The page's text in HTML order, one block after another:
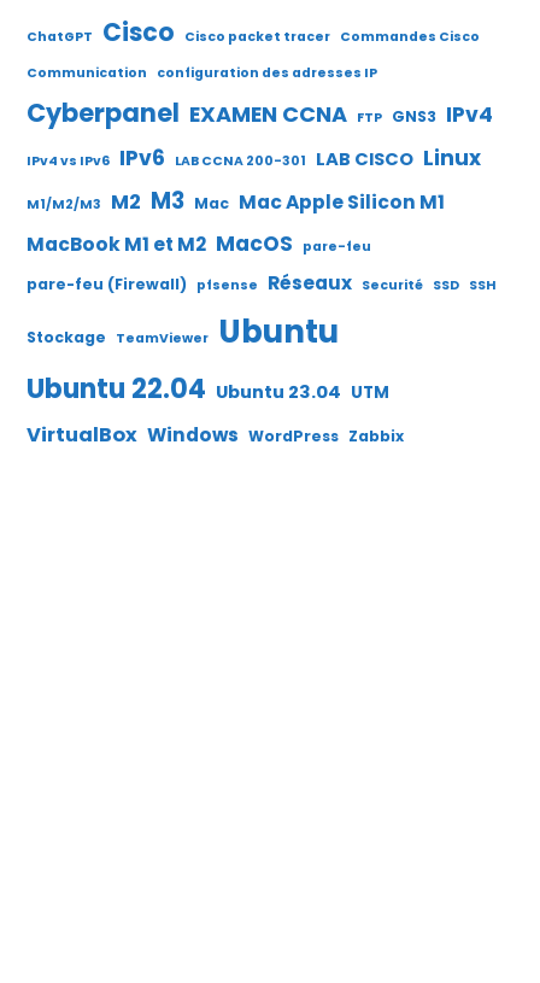
ChatGPT Cisco Cisco packet tracer Commandes Cisco
Communication
configuration des adresses IP
Cyberpanel EXAMEN CCNA FTP GNS3 IPv4
IPv4 vs IPv6 IPv6 LAB CCNA 200-301 LAB CISCO Linux
M1/M2/M3 M2 M3 Mac Mac Apple Silicon M1
MacBook M1 et M2 MacOS pare-feu
pare-feu (Firewall) pfsense Réseaux Securité SSD SSH
Stockage TeamViewer Ubuntu
Ubuntu 22.04 Ubuntu 23.04 UTM
VirtualBox Windows WordPress Zabbix